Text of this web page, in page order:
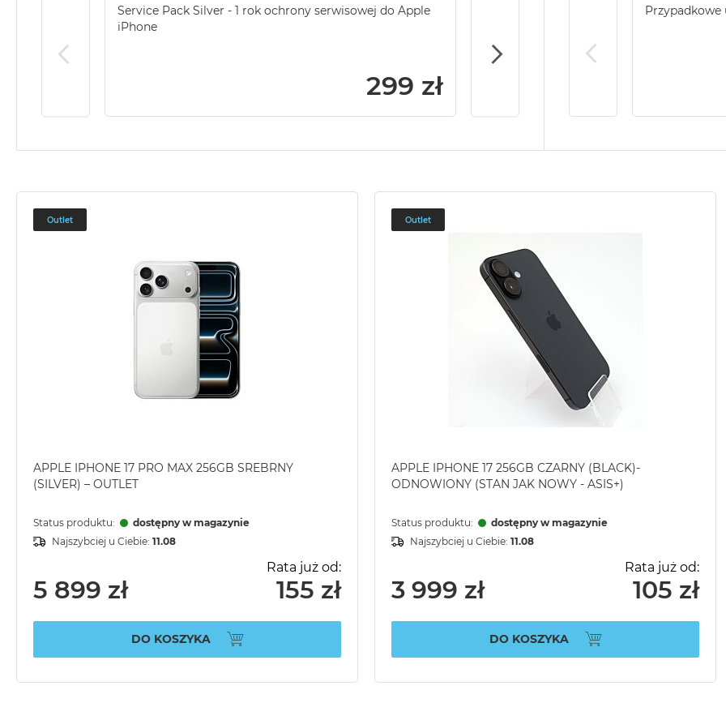
Service Pack Silver - 1 rok ochrony serwisowej do Apple
iPhone
299 zł
Service Pack Gold - 2 lata ochrony
Przypadkowe
Outlet
APPLE IPHONE 17 PRO MAX 256GB SREBRNY
(SILVER) – OUTLET
Status produktu:
dostępny w magazynie
Najszybciej u Ciebie: 11.08
5 899 zł
Rata już od:
155 zł
DO KOSZYKA
Outlet
APPLE IPHONE 17 256GB CZARNY (BLACK)-
ODNOWIONY (STAN JAK NOWY - ASIS+)
Status produktu:
dostępny w magazynie
Najszybciej u Ciebie: 11.08
3 999 zł
Rata już od:
105 zł
DO KOSZYKA